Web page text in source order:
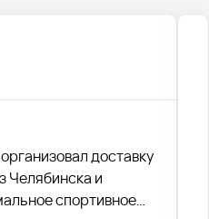
доставку
Челябинска и
спортивное